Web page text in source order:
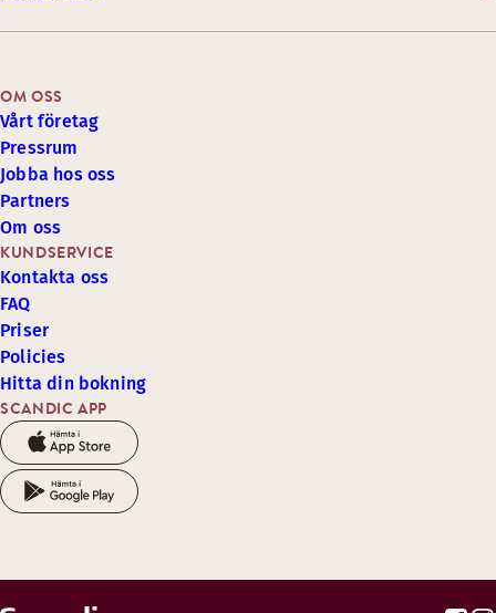
SCANDIC APP
KUNDSERVICE
Kontakta oss
FAQ
Priser
Policies
Hitta din bokning
OM OSS
Vårt företag
Pressrum
Jobba hos oss
Partners
Om oss